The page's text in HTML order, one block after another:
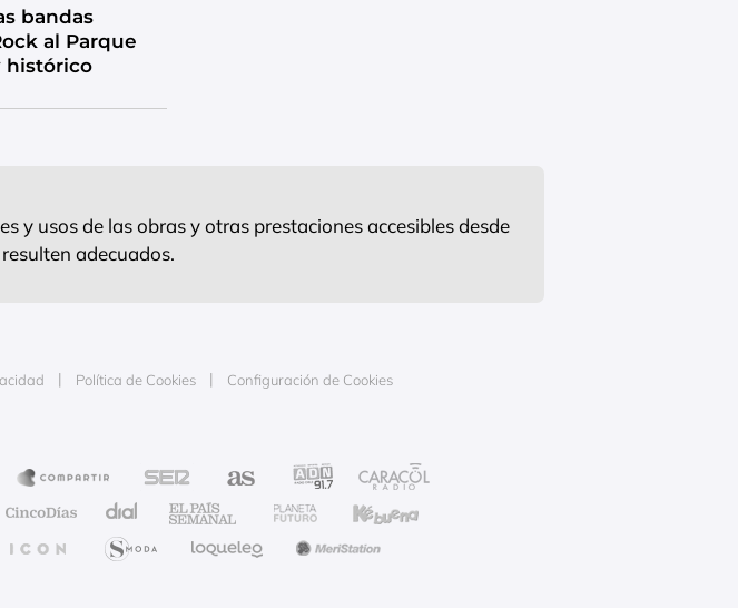
bandas
al Parque
histórico
y usos de las obras y otras prestaciones accesibles desde
adecuados.
Política de Cookies Configuración de Cookies